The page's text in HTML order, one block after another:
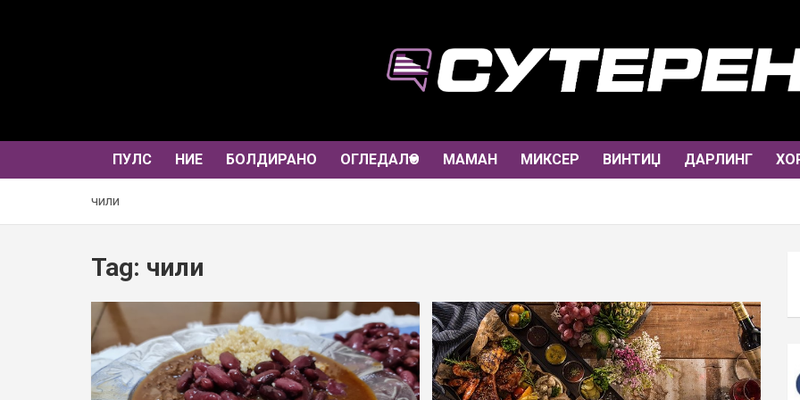
ПУЛС НИЕ БОЛДИРАНО ОГЛЕДАЛО МАМАН МИКСЕР ВИНТИЏ ДАРЛИНГ
чили
Tag: чили